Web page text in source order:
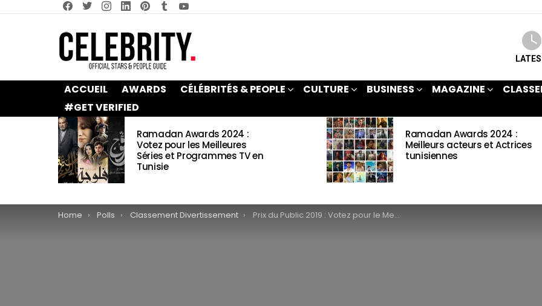
ACCUEIL AWARDS CÉLÉBRITÉS & PEOPLE CULTURE BUSINESS MAGAZINE
#GET VERIFIED
LATEST
STORIES
Ramadan Awards 2024 :
Votez pour les Meilleures
Séries et Programmes TV en
Tunisie
Ramadan Awards 2024 :
Meilleurs acteurs et Actrices
tunisiennes
You are here:
Home Polls Classement Divertissement Prix du Public 2019 : Votez pour le Meilleur Film tunisien de l’année